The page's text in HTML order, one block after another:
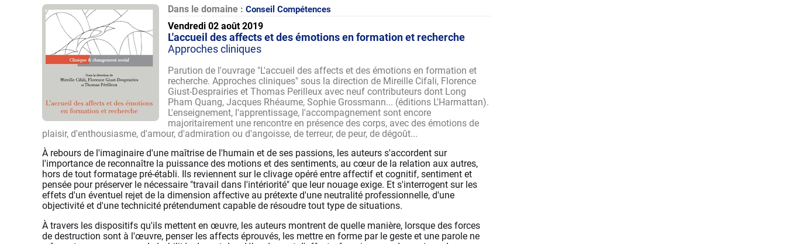
Dans le domaine : Conseil Compétences
Vendredi 02 août 2019
L'accueil des affects et des émotions en formation et recherche
Approches cliniques
Parution de l'ouvrage "L'accueil des affects et des émotions en formation et
recherche. Approches cliniques" sous la direction de Mireille Cifali, Florence
Giust-Desprairies et Thomas Perilleux avec neuf contributeurs dont Long
Pham Quang, Jacques Rhéaume, Sophie Grossmann... (éditions L'Harmattan).
L'enseignement, l'apprentissage, l'accompagnement sont encore
majoritairement une rencontre en présence des corps, avec des émotions de
plaisir, d'enthousiasme, d'amour, d'admiration ou d'angoisse, de terreur, de peur, de dégoût...
À rebours de l'imaginaire d'une maîtrise de l'humain et de ses passions, les auteurs s'accordent sur
l'importance de reconnaître la puissance des motions et des sentiments, au cœur de la relation aux autres,
hors de tout formatage pré-établi. Ils reviennent sur le clivage opéré entre affectif et cognitif, sentiment et
pensée pour préserver le nécessaire "travail dans l'intériorité" que leur nouage exige. Et s'interrogent sur les
effets d'un éventuel rejet de la dimension affective au prétexte d'une neutralité professionnelle, d'une
objectivité et d'une technicité prétendument capable de résoudre tout type de situations.
À travers les dispositifs qu'ils mettent en œuvre, les auteurs montrent de quelle manière, lorsque des forces
de destruction sont à l'œuvre, penser les affects éprouvés, les mettre en forme par le geste et une parole ne